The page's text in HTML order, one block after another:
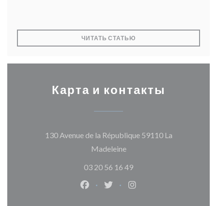
ЧИТАТЬ СТАТЬЮ((ОТКРЫВАЕТСЯ В
Карта и контакты
130 Avenue de la République 59110 La
Madeleine((открывается в новом
03 20 56 16 49
Facebook ((открывается в новом
Twitter ((открывается в
Instagram